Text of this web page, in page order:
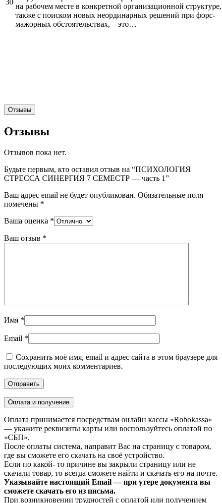
30
на рабочем месте в конкретной организационной
также с поиском новых неординарных решений при форс-
мажорных обстоятельствах, – это…
Отзывы
Отзывы
Отзывов пока нет.
Будьте первым, кто оставил отзыв на “ПСИХОЛОГИЯ
СТРЕССА СИНЕРГИЯ 7 СЕМЕСТР — часть 1”
Ваш адрес email не будет опубликован. Обязательные поля
помечены *
Ваша оценка *
Ваш отзыв *
Имя *
Email *
Сохранить моё имя, email и адрес сайта в этом браузере для
последующих моих комментариев.
Оплата и получение
Оплата принимается посредствам онлайн кассы «Robokassa»
— укажите реквизиты карты или воспользуйтесь оплатой по
«СБП».
После оплаты система, направит Вас на страницу с товаром,
где вы сможете его скачать на своё устройство.
Если по какой- то причине вы закрыли страницу или не
скачали товар, то всегда сможете найти и скачать его на почте.
Указывайте настоящий Email — при утере документа вы
сможете скачать его из письма.
При возникновении трудностей с оплатой или получением